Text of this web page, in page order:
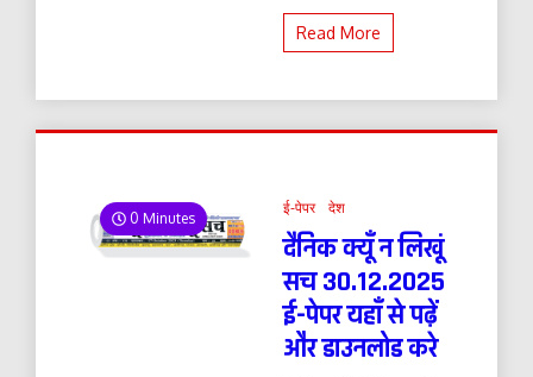
Read More
0 Minutes
ई-पेपर देश
दैनिक क्यूँ न लिखूं
सच 30.12.2025
ई-पेपर यहाँ से पढ़ें
और डाउनलोड करे